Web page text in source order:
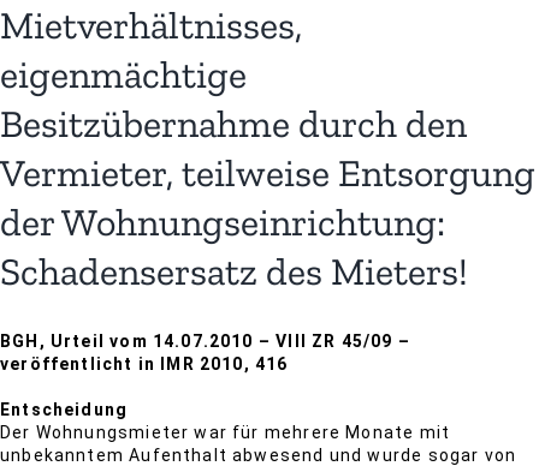
Mietverhältnisses,
eigenmächtige
Besitzübernahme durch den
Vermieter, teilweise Entsorgung
der Wohnungseinrichtung:
Schadensersatz des Mieters!
BGH, Urteil vom 14.07.2010 – VIII ZR 45/09 –
veröffentlicht in IMR 2010, 416
Entscheidung
Der Wohnungsmieter war für mehrere Monate mit
unbekanntem Aufenthalt abwesend und wurde sogar von